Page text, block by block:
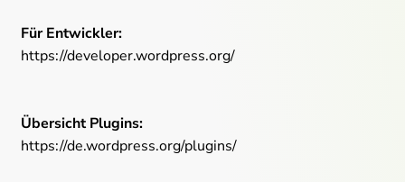
Für Entwickler:
https://developer.wordpress.org/
Übersicht Plugins:
https://de.wordpress.org/plugins/